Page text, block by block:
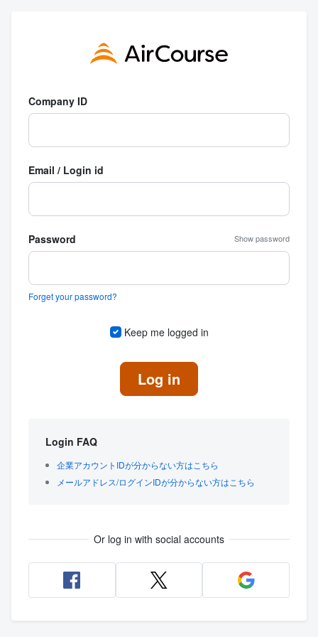
Company ID
Email / Login id
Password Show password
Forget your password?
Keep me logged in
Log in
Login FAQ
企業アカウントIDが分からない方はこちら
メールアドレス/ログインIDが分からない方はこちら
Or log in with social accounts